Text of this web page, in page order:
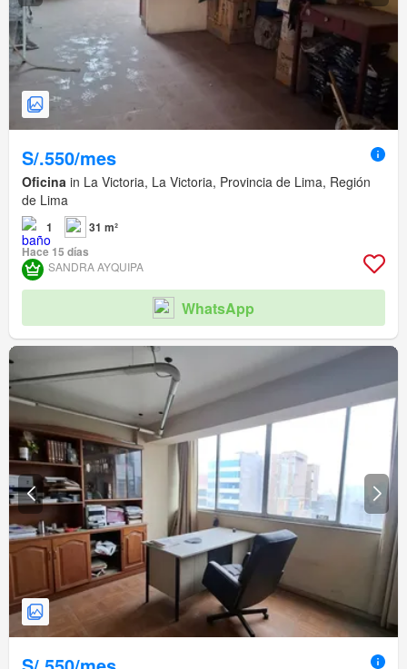
S/.550/mes
Oficina in La Victoria, La Victoria, Provincia de Lima, Región
de Lima
1
31 m²
Hace 15 días
SANDRA AYQUIPA
WhatsApp